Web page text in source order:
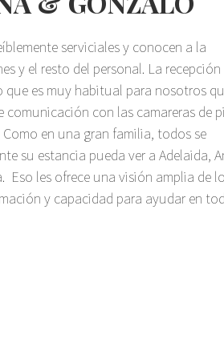
serviciales y conocen a la
y el resto del personal. La recepción
es muy habitual para nosotros
con las camareras de
en una gran familia, todos se
su estancia pueda ver a Adelaida,
Eso les ofrece una visión amplia de
y capacidad para ayudar en